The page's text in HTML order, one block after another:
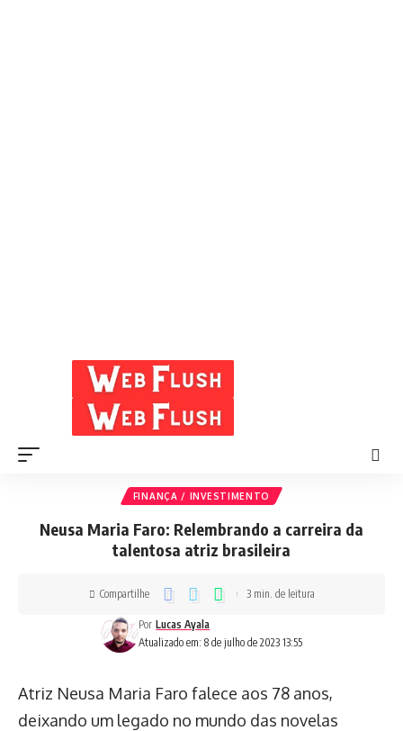
FINANÇA / INVESTIMENTO
Neusa Maria Faro: Relembrando a carreira da
talentosa atriz brasileira
Atualizado em: 8 de julho de 2023 13:55
Por Lucas Ayala
Compartilhe 3 min. de leitura
Atriz Neusa Maria Faro falece aos 78 anos,
deixando um legado no mundo das novelas